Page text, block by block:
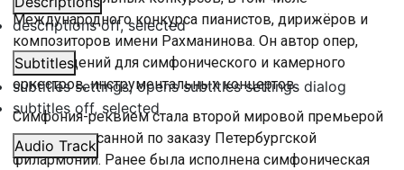
descriptions off, selected
Subtitles
subtitles settings, opens subtitles settings dialog
subtitles off, selected
Audio Track
Международного конкурса пианистов, дирижёров и
композиторов имени Рахманинова. Он автор опер,
произведений для симфонического и камерного
оркестров, инструментальных концертов.
Симфония-реквием стала второй мировой премьерой
сезона, написанной по заказу Петербургской
филармонии. Ранее была исполнена симфоническая